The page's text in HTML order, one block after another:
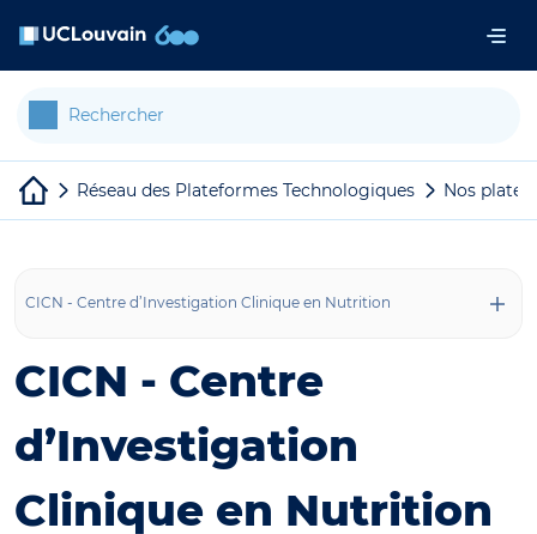
Réseau des Plateformes Technologiques Nos
CICN - Centre d’Investigation Clinique en Nutrition
CICN - Centre
d’Investigation
Clinique en Nutrition